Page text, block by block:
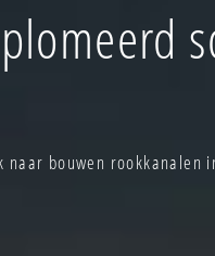
naar bouwen rookkanalen